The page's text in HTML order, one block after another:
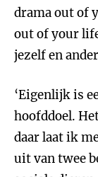
drama out of
out of your
jezelf en
‘Eigenlijk is
hoofddoel.
daar laat ik
uit van twee